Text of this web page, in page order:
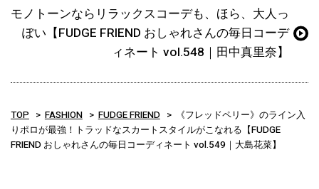
モノトーンならリラックスコーデも、ほら、大人っ
ぽい【FUDGE FRIEND おしゃれさんの毎日コーデ
ィネート vol.548｜田中真里奈】
TOP FASHION FUDGE FRIEND
《フレッドペリー》のライン入
りポロが最強！トラッドなスカートスタイルがこなれる【FUDGE
FRIEND おしゃれさんの毎日コーディネート vol.549｜大島花菜】